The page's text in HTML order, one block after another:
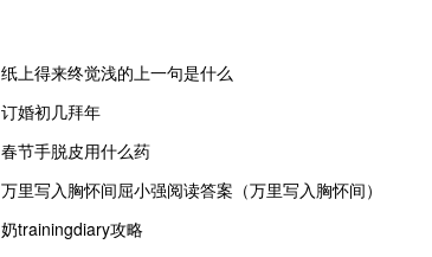
纸上得来终觉浅的上一句是什么
订婚初几拜年
春节手脱皮用什么药
万里写入胸怀间屈小强阅读答案（万里写入胸怀间）
奶trainingdiary攻略